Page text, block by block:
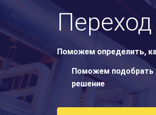
Поможем определить,
Поможем подобрать
решение